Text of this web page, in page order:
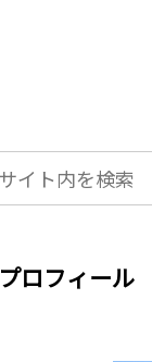
プロフィール